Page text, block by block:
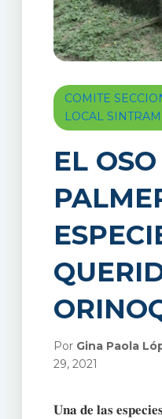
COMITE
LOCAL
EL OSO
Por Gina Paola
29, 2021
𝐔𝐧𝐚 𝐝𝐞 𝐥𝐚𝐬